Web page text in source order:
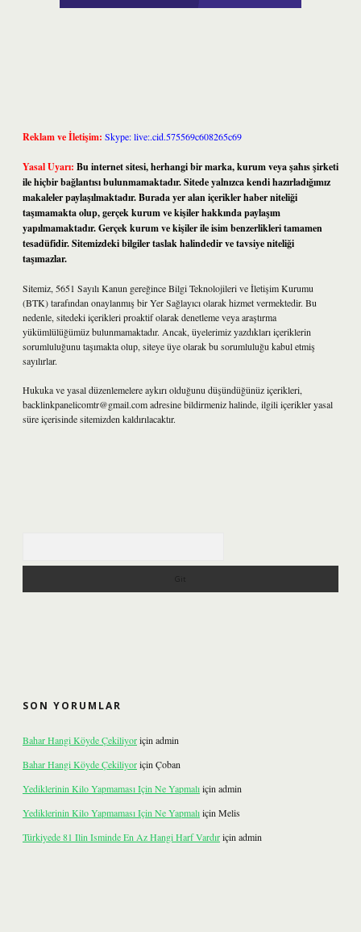
Reklam ve İletişim: Skype: live:.cid.575569c608265c69
Yasal Uyarı: Bu internet sitesi, herhangi bir marka, kurum veya şahıs şirketi
ile hiçbir bağlantısı bulunmamaktadır. Sitede yalnızca kendi hazırladığımız
makaleler paylaşılmaktadır. Burada yer alan içerikler haber niteliği
taşımamakta olup, gerçek kurum ve kişiler hakkında paylaşım
yapılmamaktadır. Gerçek kurum ve kişiler ile isim benzerlikleri tamamen
tesadüfidir. Sitemizdeki bilgiler taslak halindedir ve tavsiye niteliği
taşımazlar.
Sitemiz, 5651 Sayılı Kanun gereğince Bilgi Teknolojileri ve İletişim Kurumu
(BTK) tarafından onaylanmış bir Yer Sağlayıcı olarak hizmet vermektedir. Bu
nedenle, sitedeki içerikleri proaktif olarak denetleme veya araştırma
yükümlülüğümüz bulunmamaktadır. Ancak, üyelerimiz yazdıkları içeriklerin
sorumluluğunu taşımakta olup, siteye üye olarak bu sorumluluğu kabul etmiş
sayılırlar.
Hukuka ve yasal düzenlemelere aykırı olduğunu düşündüğünüz içerikleri,
backlinkpanelicomtr@gmail.comadresine bildirmeniz halinde, ilgili içerikler yasal
süre içerisinde sitemizden kaldırılacaktır.
SON YORUMLAR
Bahar Hangi Köyde Çekiliyoriçin admin
Bahar Hangi Köyde Çekiliyoriçin Çoban
Yediklerinin Kilo Yapmaması Için Ne Yapmalıiçin admin
Yediklerinin Kilo Yapmaması Için Ne Yapmalıiçin Melis
Türkiyede 81 Ilin Isminde En Az Hangi Harf Vardıriçin admin